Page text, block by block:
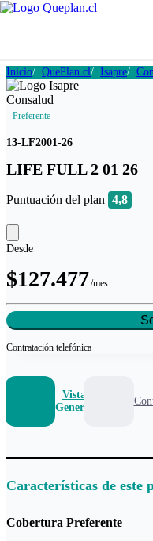
Inicio QuePlan.cl Isapre
Preferente
13-LF2001-26
LIFE FULL 2 01 26
Puntuación del plan 4,8
Desde
$127.477/mes
Contratación telefónica
Vista
General
Características de este
Cobertura Preferente